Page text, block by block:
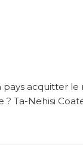
acquitter le
Ta-Nehisi